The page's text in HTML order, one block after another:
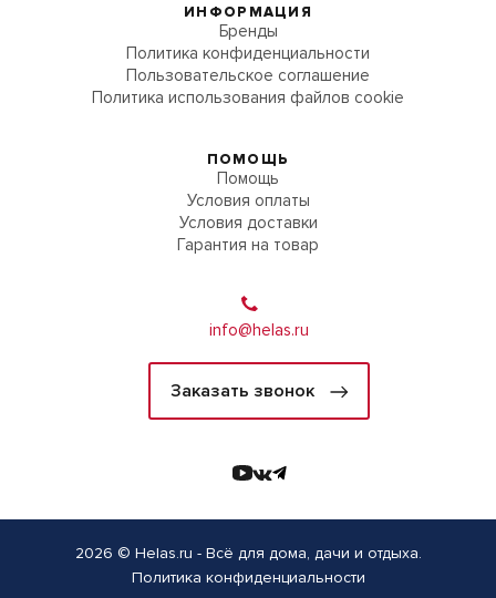
ИНФОРМАЦИЯ
Бренды
Политика конфиденциальности
Пользовательское соглашение
Политика использования файлов cookie
ПОМОЩЬ
Помощь
Условия оплаты
Условия доставки
Гарантия на товар
info@helas.ru
Заказать звонок
2026 © Helas.ru - Всё для дома, дачи и отдыха.
Политика конфиденциальности